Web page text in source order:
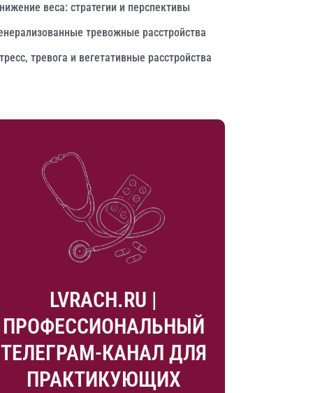
веса: стратегии и перспективы
тревожные расстройства
тревога и вегетативные расстройства
LVRACH.RU |
ПРОФЕССИОНАЛЬНЫЙ
ТЕЛЕГРАМ-КАНАЛ ДЛЯ
ПРАКТИКУЮЩИХ